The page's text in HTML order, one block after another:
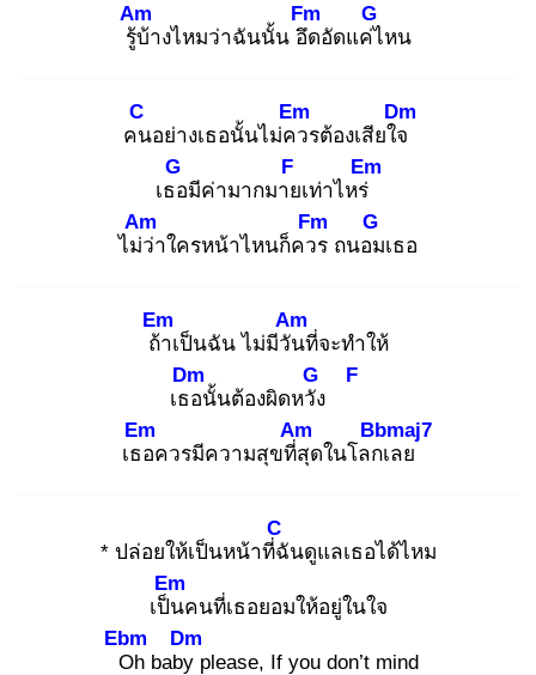
รู้บ้
Am
างไหมว่าฉันนั้น อึด
Fm
อัดแค่ไ
G
หน
คน
C
อย่างเธอนั้นไม่คว
Em
รต้องเสียใจ
Dm
เธอ
G
มีค่ามากมาย
F
เท่าไหร่
Em
ไม่ว่
Am
าใครหน้าไหนก็ควร
Fm
ถนอม
G
เธอ
ถ้า
Em
เป็นฉัน ไม่มีวัน
Am
ที่จะทำให้
เธอ
Dm
นั้นต้องผิดหวัง
G F
เธอ
Em
ควรมีความสุขที่สุ
Am
ดในโลกเ
Bbmaj7
ลย
* ปล่อยให้เป็นหน้าที่ฉั
C
นดูแลเธอได้ไหม
เป็น
Em
คนที่เธอยอมให้อยู่ในใจ
O
Ebm
h baby
Dm
please, If you don’t mind